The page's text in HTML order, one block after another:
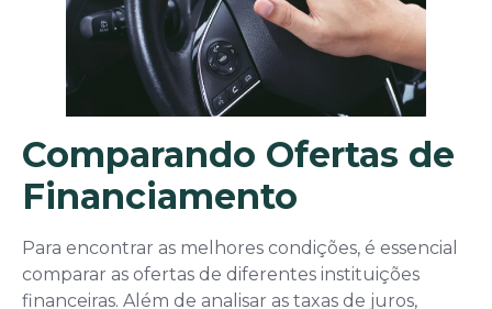
Comparando Ofertas de
Financiamento
Para encontrar as melhores condições, é essencial
comparar as ofertas de diferentes instituições
financeiras. Além de analisar as taxas de juros,